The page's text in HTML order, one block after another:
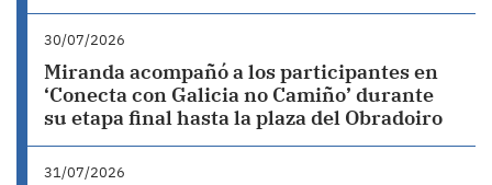
30/07/2026
Miranda acompañó a los participantes en
‘Conecta con Galicia no Camiño’ durante
su etapa final hasta la plaza del Obradoiro
31/07/2026